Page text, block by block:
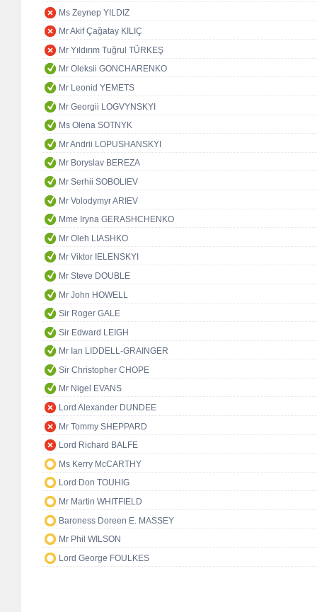
Ms Zeynep YILDIZ
Mr Akif Çağatay KILIÇ
Mr Yıldırım Tuğrul TÜRKEŞ
Mr Oleksii GONCHARENKO
Mr Leonid YEMETS
Mr Georgii LOGVYNSKYI
Ms Olena SOTNYK
Mr Andrii LOPUSHANSKYI
Mr Boryslav BEREZA
Mr Serhii SOBOLIEV
Mr Volodymyr ARIEV
Mme Iryna GERASHCHENKO
Mr Oleh LIASHKO
Mr Viktor IELENSKYI
Mr Steve DOUBLE
Mr John HOWELL
Sir Roger GALE
Sir Edward LEIGH
Mr Ian LIDDELL-GRAINGER
Sir Christopher CHOPE
Mr Nigel EVANS
Lord Alexander DUNDEE
Mr Tommy SHEPPARD
Lord Richard BALFE
Ms Kerry McCARTHY
Lord Don TOUHIG
Mr Martin WHITFIELD
Baroness Doreen E. MASSEY
Mr Phil WILSON
Lord George FOULKES